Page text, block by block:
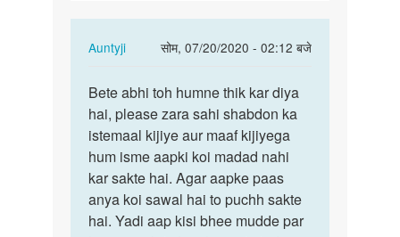
Auntyji
सोम, 07/20/2020 - 02:12 बजे
In
to
Boor
chodne
ke
liye
job
by
Bete
abhi
toh
humne
thik
kar…
Bete abhi toh humne thik kar diya
hai, please zara sahi shabdon ka
istemaal kijiye aur maaf kijiyega
hum isme aapki koi madad nahi
kar sakte hai. Agar aapke paas
anya koi sawal hai to puchh sakte
hai. Yadi aap kisi bhee mudde par